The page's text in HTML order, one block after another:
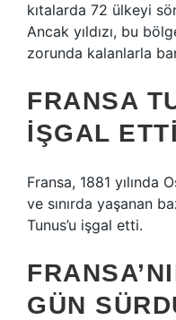
kıtalarda 72 ülkeyi
Ancak yıldızı, bu
zorunda kalanlarla
FRANSA
IŞGAL
Fransa, 1881 yılında
ve sınırda yaşanan
Tunus’u işgal etti.
GÜN